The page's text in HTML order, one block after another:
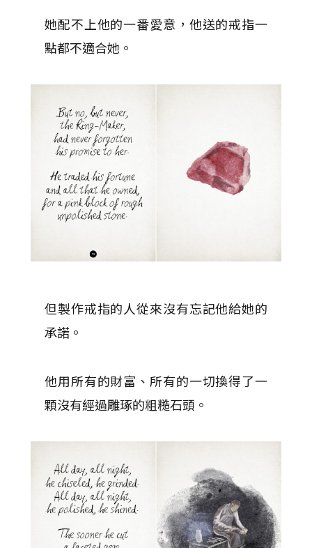
她配不上他的一番愛意，他送的戒指一
點都不適合她。
但製作戒指的人從來沒有忘記他給她的
承諾。
他用所有的財富、所有的一切換得了一
顆沒有經過雕琢的粗糙石頭。